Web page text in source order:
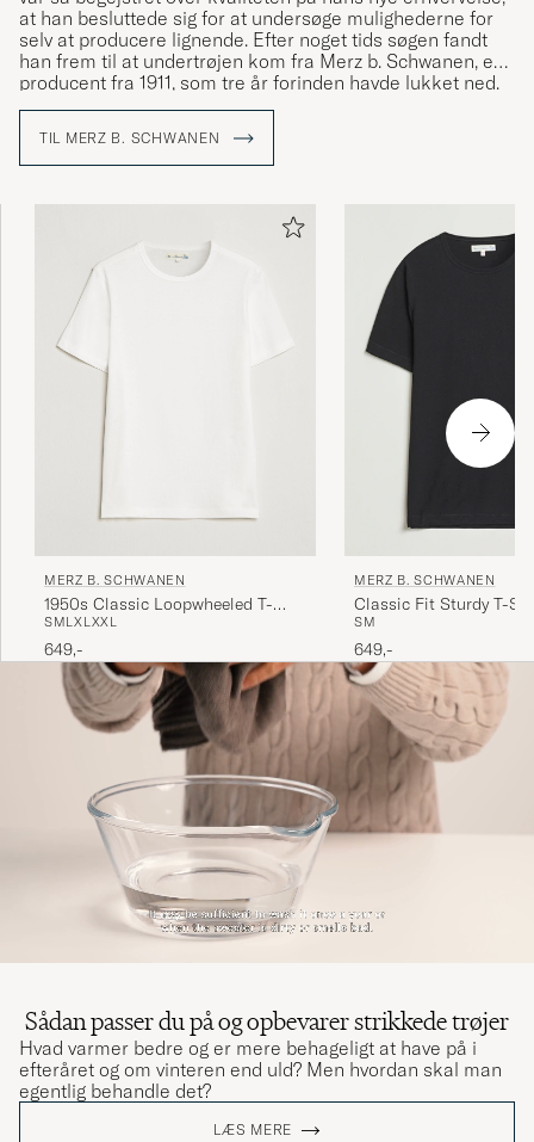
at han besluttede sig for at undersøge mulighederne for
selv at producere lignende. Efter noget tids søgen fandt
han frem til at undertrøjen kom fra Merz b. Schwanen, en
producent fra 1911, som tre år forinden havde lukket ned.
Plotnicki tog kontakt til den tidligere ejer og fik sidenhen
og under samme varemærke – og således blev Merz b.
Schwanen skabt på ny.
Udbuddet fra Merz b. Schwanen er meget centreret om
holdbare basisvarer i højeste kvalitet, hvilket bl.a.
indebærer t-shirts, trøjer, undertøj og lignende.
TIL MERZ B. SCHWANEN
MERZ B. SCHWANEN
1950s Classic Loopwheeled T-
shirt White
SMLXLXXL
649,-
MERZ B. SCHWANEN
Classic Fit Sturdy T-
SM
649,-
Sådan passer du på og opbevarer strikkede trøjer
Hvad varmer bedre og er mere behageligt at have på i
efteråret og om vinteren end uld? Men hvordan skal man
egentlig behandle det?
LÆS MERE